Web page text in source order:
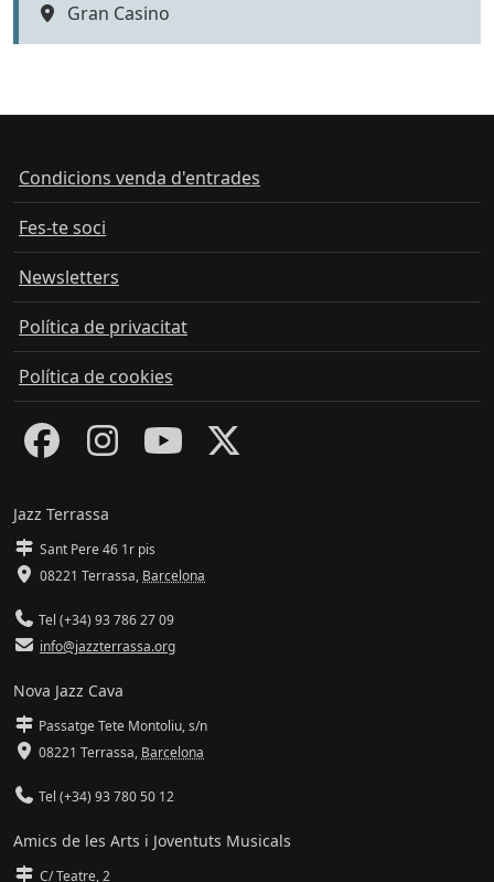
Espai
Gran Casino
Color de fons
Condicions venda d'entrades
Fes-te soci
Newsletters
Política de privacitat
Política de cookies
Jazz Terrassa
Sant Pere 46 1r pis
08221 Terrassa, Barcelona
Tel (+34) 93 786 27 09
info@jazzterrassa.org
Nova Jazz Cava
Passatge Tete Montoliu, s/n
08221 Terrassa, Barcelona
Tel (+34) 93 780 50 12
Amics de les Arts i Joventuts Musicals
C/ Teatre, 2